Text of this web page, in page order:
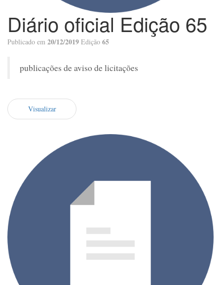
Diário oficial Edição 65
Publicado em 20/12/2019 Edição 65
publicações de aviso de licitações
Visualizar